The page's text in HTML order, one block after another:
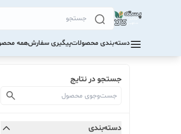
دسته‌بندی محصولاتپیگیری سفارشهمه
جستجو در نتایج
دسته‌بندی